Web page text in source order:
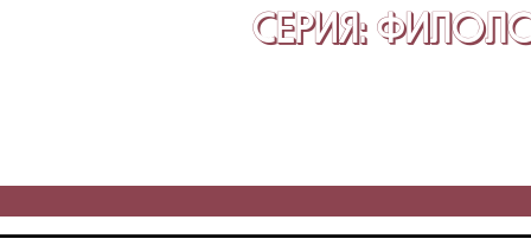
СЕРИЯ: